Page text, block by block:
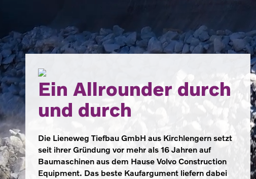
Ein Allrounder durch
und durch
Die Lieneweg Tiefbau GmbH aus Kirchlengern setzt
seit ihrer Gründung vor mehr als 16 Jahren auf
Baumaschinen aus dem Hause Volvo Construction
Equipment. Das beste Kaufargument liefern dabei